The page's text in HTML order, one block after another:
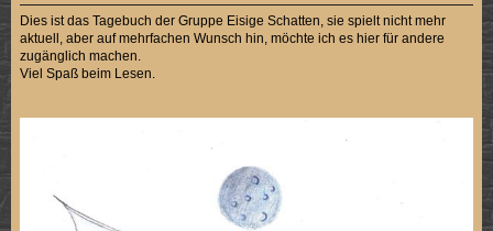
Dies ist das Tagebuch der Gruppe Eisige Schatten, sie spielt nicht mehr
aktuell, aber auf mehrfachen Wunsch hin, möchte ich es hier für andere
zugänglich machen.
Viel Spaß beim Lesen.